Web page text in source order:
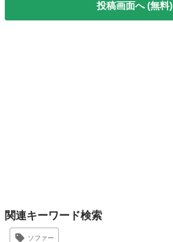
投稿画面へ (無料)
関連キーワード検索
ソファー